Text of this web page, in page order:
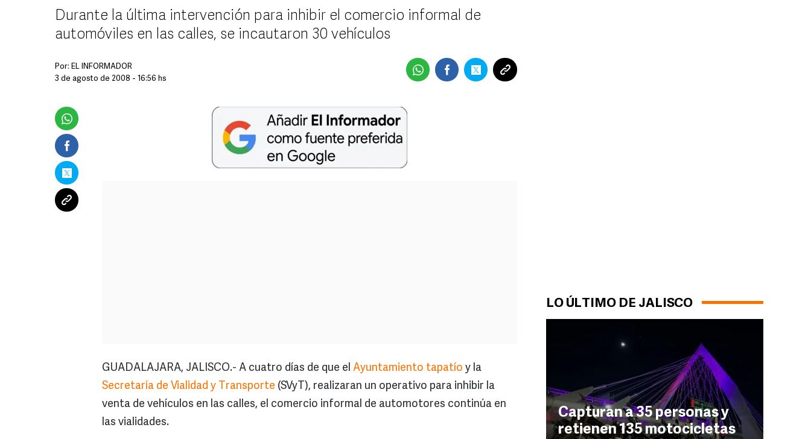
LO ÚLTIMO DE JALISCO
Capturan a 35 personas y
retienen 135 motocicletas
Durante la última intervención para inhibir el comercio informal de
automóviles en las calles, se incautaron 30 vehículos
Por: EL INFORMADOR
3 de agosto de 2008 - 16:56 hs
GUADALAJARA, JALISCO.- A cuatro días de que el Ayuntamiento tapatío y la
Secretaría de Vialidad y Transporte (SVyT), realizaran un operativo para inhibir la
venta de vehículos en las calles, el comercio informal de automotores continúa en
las vialidades.